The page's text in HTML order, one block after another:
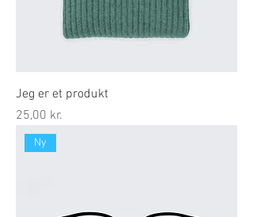
Jeg er et produkt
Pris
25,00 kr.
Ny